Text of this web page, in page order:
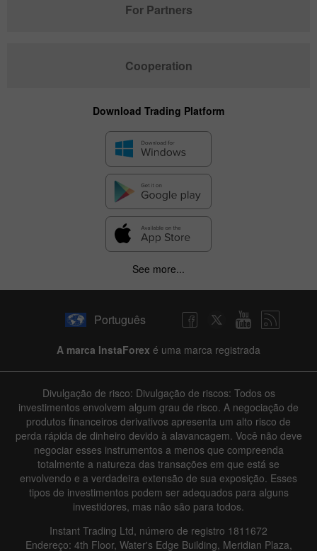
For Partners
Cooperation
Download Trading Platform
See more...
Português
A marca InstaForex é uma marca registrada
Divulgação de risco: Divulgação de riscos: Todos os
investimentos envolvem algum grau de risco. A negociação de
produtos financeiros derivativos apresenta um alto risco de
perda rápida de dinheiro devido à alavancagem. Você não deve
negociar esses instrumentos a menos que compreenda
totalmente a natureza das transações em que está se
envolvendo e a verdadeira extensão de sua exposição. Esses
tipos de investimentos podem ser adequados para alguns
investidores, mas não são para todos.
Instant Trading Ltd, número de registro 1811672
Endereço: 4th Floor, Water's Edge Building, Meridian Plaza,